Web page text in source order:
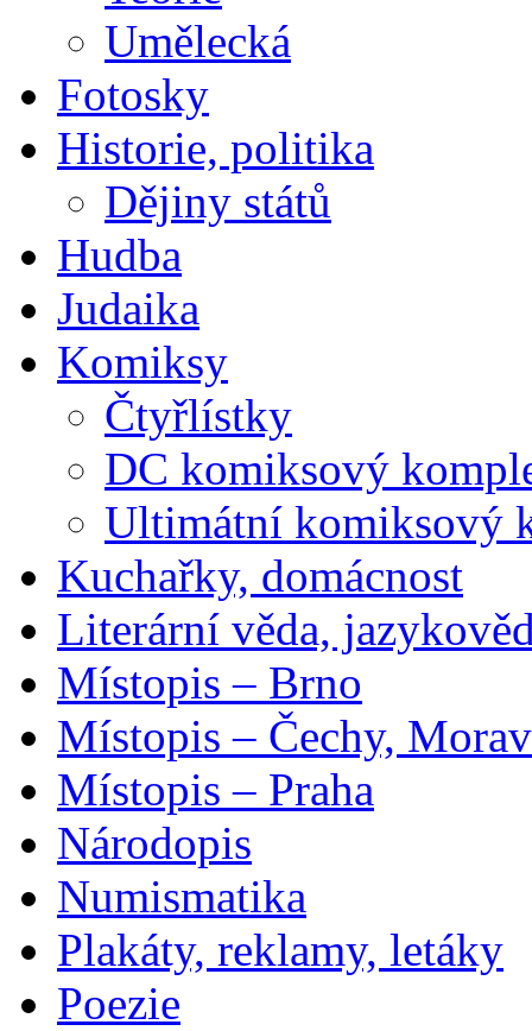
Umělecká
Fotosky
Historie, politika
Dějiny států
Hudba
Judaika
Komiksy
Čtyřlístky
DC komiksový
Ultimátní komiksový
Kuchařky, domácnost
Literární věda,
Místopis – Brno
Místopis – Čechy,
Místopis – Praha
Národopis
Numismatika
Plakáty, reklamy, letáky
Poezie